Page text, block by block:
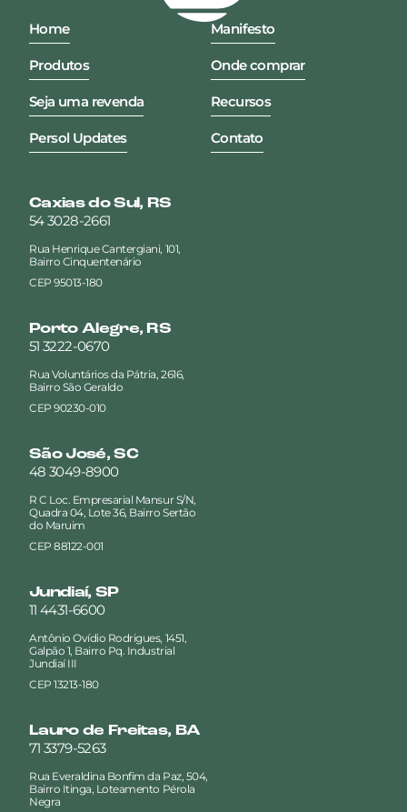
Home Manifesto
Produtos Onde comprar
Seja uma revenda Recursos
Persol Updates Contato
Caxias do Sul, RS
54 3028-2661
Rua Henrique Cantergiani, 101,
Bairro Cinquentenário
CEP 95013-180
Porto Alegre, RS
51 3222-0670
Rua Voluntários da Pátria, 2616,
Bairro São Geraldo
CEP 90230-010
São José, SC
48 3049-8900
R C Loc. Empresarial Mansur S/N,
Quadra 04, Lote 36, Bairro Sertão
do Maruim
CEP 88122-001
Jundiaí, SP
11 4431-6600
Antônio Ovídio Rodrigues, 1451,
Galpão 1, Bairro Pq. Industrial
Jundiaí III
CEP 13213-180
Lauro de Freitas, BA
71 3379-5263
Rua Everaldina Bonfim da Paz, 504,
Bairro Itinga, Loteamento Pérola
Negra